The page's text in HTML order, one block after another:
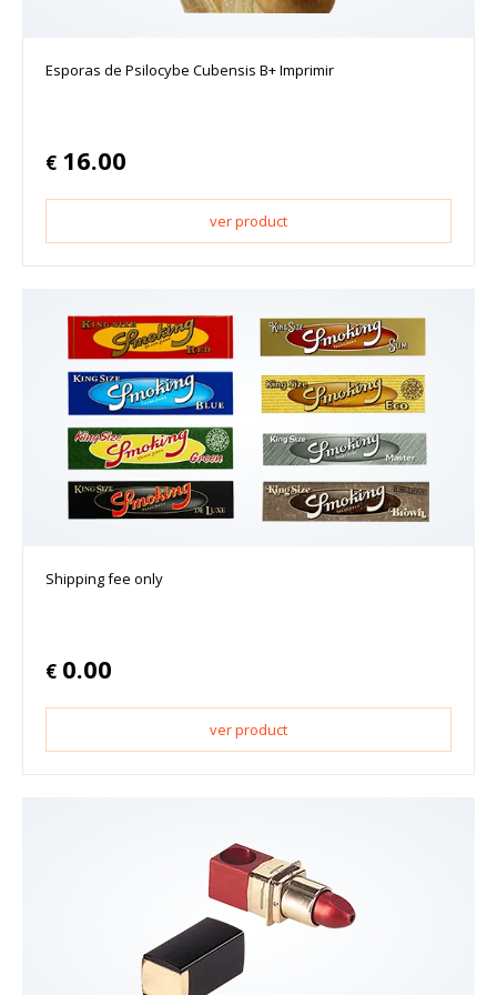
Esporas de Psilocybe Cubensis B+ Imprimir
€ 16.00
ver product
Shipping fee only
€ 0.00
ver product